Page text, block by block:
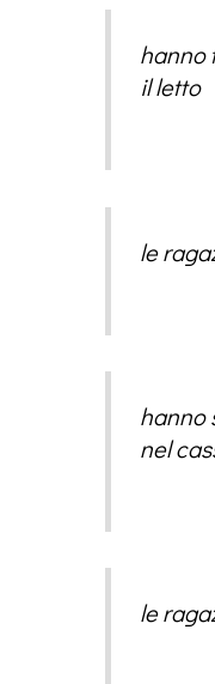
hanno
il letto
le
hanno
nel
le